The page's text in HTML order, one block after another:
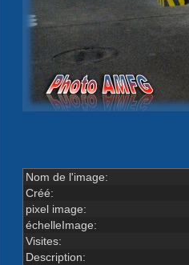
Nom de l'image:
Créé:
pixel image:
échelleImage:
Visites:
Description: